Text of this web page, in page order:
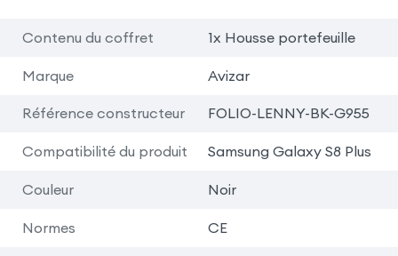
Contenu du coffret 1x Housse portefeuille
Marque Avizar
Référence constructeur FOLIO-LENNY-BK-G955
Compatibilité du produit Samsung Galaxy S8 Plus
Couleur Noir
Normes CE